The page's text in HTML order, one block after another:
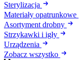
Sterylizacja
Materiały opatrunkowe
Asortyment drobny
Strzykawki i igły
Urządzenia
Zobacz wszystko